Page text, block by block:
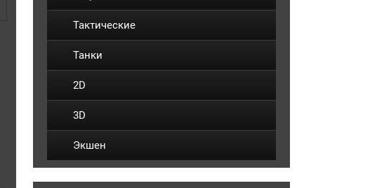
Тактические
Танки
2D
3D
Экшен